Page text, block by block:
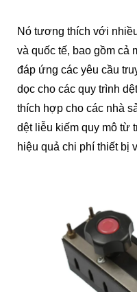
Nó tương thích với
và quốc tế, bao gồm cả
đáp ứng các yêu cầu
dọc cho các quy trình
thích hợp cho các nhà
dệt liễu kiếm quy mô từ
hiệu quả chi phí thiết bị